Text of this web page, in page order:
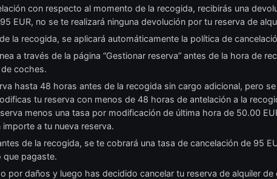
con respecto al momento de la recogida, recibirás una
EUR, no se te realizará ninguna devolución por tu reserva de
la recogida, se aplicará automáticamente la política de
a través de la página “Gestionar reserva” antes de la hora de
coches.
hasta 48 horas antes de la recogida sin cargo adicional, pero
tu reserva con menos de 48 horas de antelación a la
menos una tasa por modificación de última hora de 50.00
a tu nueva reserva.
de la recogida, se te cobrará una tasa de cancelación de 95
que pagaste.
por daños y luego has decidido cancelar tu reserva de alquiler de